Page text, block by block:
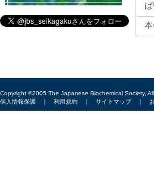
Copyright ©2005 The Japanese Biochemical Society,
個人情報保護 ｜ 利用規約 ｜ サイトマップ｜